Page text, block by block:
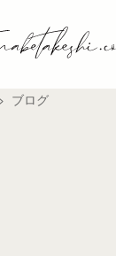
ブログ